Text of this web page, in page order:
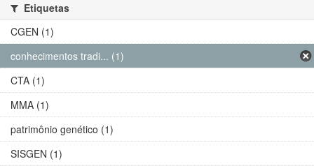
Etiquetas
CGEN (1)
conhecimentos tradi... (1)
CTA (1)
MMA (1)
patrimônio genético (1)
SISGEN (1)